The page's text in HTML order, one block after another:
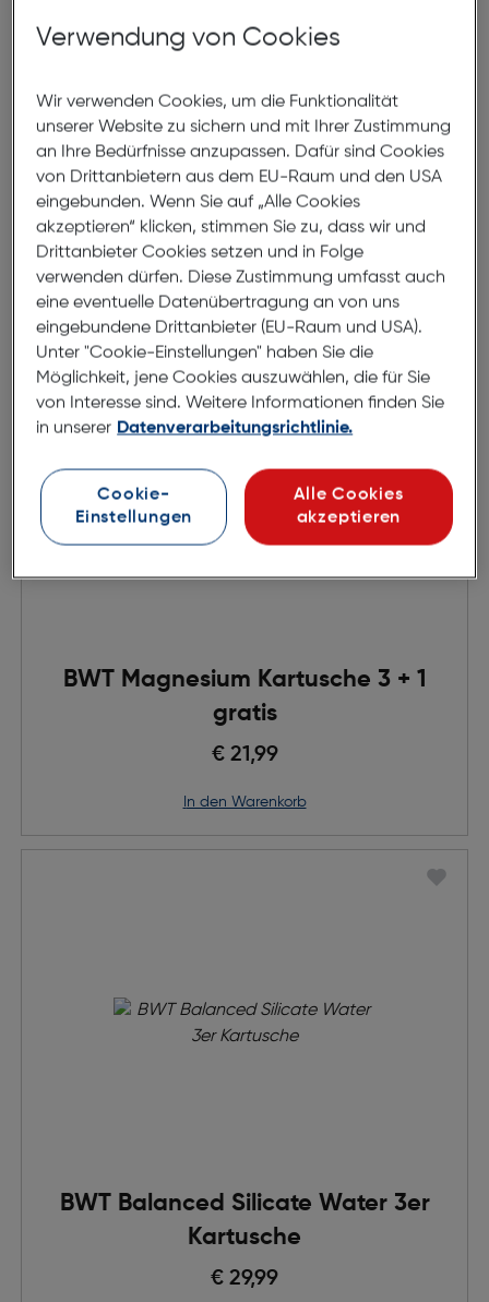
BWT Balanced Alkalized Water 2er
Kartusche
€ 19,99
in den Warenkorb
BWT Magnesium Kartusche 3 + 1
gratis
€ 21,99
in den Warenkorb
BWT Balanced Silicate Water 3er
Kartusche
€ 29,99
Verwendung von Cookies
Wir verwenden Cookies, um die Funktionalität
unserer Website zu sichern und mit Ihrer Zustimmung
an Ihre Bedürfnisse anzupassen. Dafür sind Cookies
von Drittanbietern aus dem EU-Raum und den USA
eingebunden. Wenn Sie auf „Alle Cookies
akzeptieren“ klicken, stimmen Sie zu, dass wir und
Drittanbieter Cookies setzen und in Folge
verwenden dürfen. Diese Zustimmung umfasst auch
eine eventuelle Datenübertragung an von uns
eingebundene Drittanbieter (EU-Raum und USA).
Unter "Cookie-Einstellungen" haben Sie die
Möglichkeit, jene Cookies auszuwählen, die für Sie
von Interesse sind. Weitere Informationen finden Sie
in unserer Datenverarbeitungsrichtlinie.
Cookie-
Einstellungen
Alle Cookies
akzeptieren